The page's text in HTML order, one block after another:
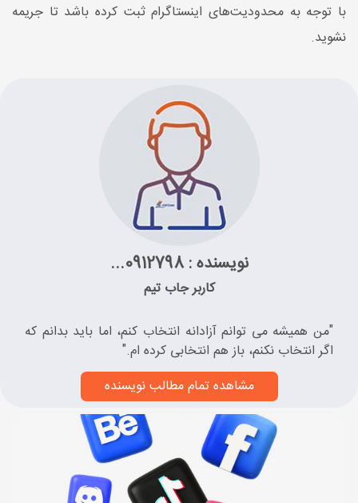
با توجه به محدودیت‌های اینستاگرام ثبت کرده باشد تا جریمه
نشوید.
نویسنده : 0912798...
کاربر جاب تیم
"من همیشه می توانم آزادانه انتخاب کنم، اما باید بدانم که
اگر انتخاب نکنم، باز هم انتخابی کرده ام."
مشاهده تمام مطالب نویسنده